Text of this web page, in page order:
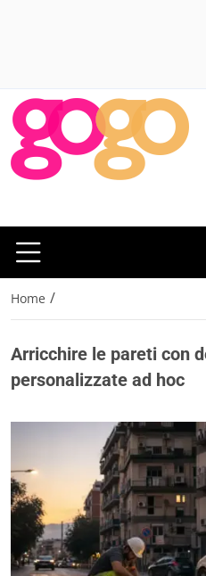
Home /
Arricchire le pareti con
personalizzate ad hoc